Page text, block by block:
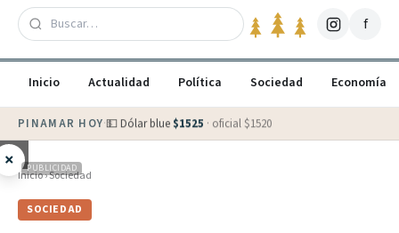
f
Inicio Actualidad Política Sociedad Economía
PINAMAR HOY·💵 Dólar blue $1525 · oficial $1520
× PUBLICIDAD
Inicio›Sociedad
SOCIEDAD